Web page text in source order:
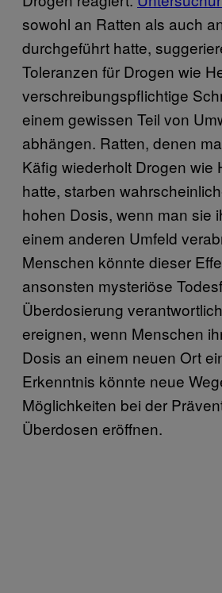
sowohl an Ratten als auch
durchgeführt hatte,
Toleranzen für Drogen wie
verschreibungspflichtige
einem gewissen Teil von
abhängen. Ratten, denen
Käfig wiederholt Drogen wie
hatte, starben
hohen Dosis, wenn man sie
einem anderen Umfeld
Menschen könnte dieser
ansonsten mysteriöse
Überdosierung
ereignen, wenn Menschen
Dosis an einem neuen Ort
Erkenntnis könnte neue
Möglichkeiten bei der
Überdosen eröffnen.